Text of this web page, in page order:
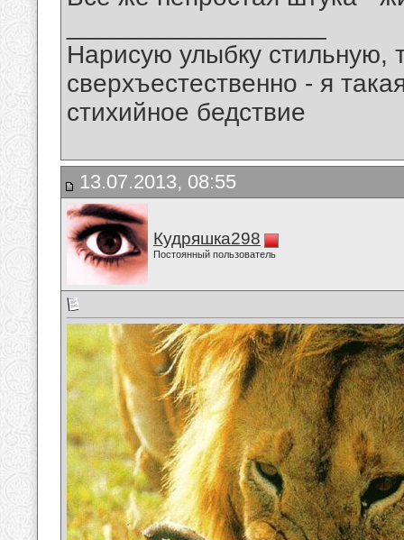
Нарисую улыбку стильную,
сверхъестественно - я
стихийное бедствие
13.07.2013, 08:55
Кудряшка298
Постоянный пользователь